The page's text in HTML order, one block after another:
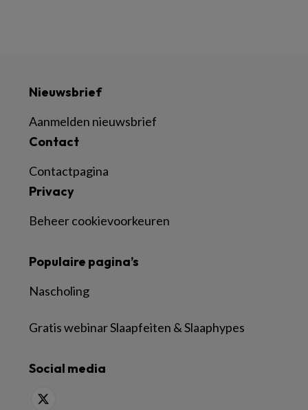
Nieuwsbrief
Aanmelden nieuwsbrief
Contact
Contactpagina
Privacy
Beheer cookievoorkeuren
Populaire pagina’s
Nascholing
Gratis webinar Slaapfeiten & Slaaphypes
Social media